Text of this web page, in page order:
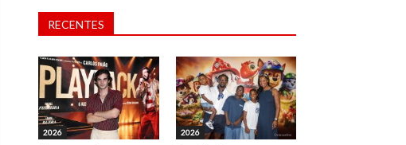
RECENTES
2026 2026